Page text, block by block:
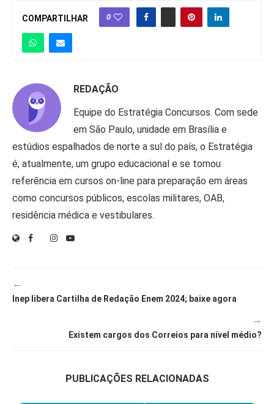
COMPARTILHAR 0
REDAÇÃO
Equipe do Estratégia Concursos. Com sede
em São Paulo, unidade em Brasília e
estúdios espalhados de norte a sul do país, o Estratégia
é, atualmente, um grupo educacional e se tornou
referência em cursos on-line para preparação em áreas
como concursos públicos, escolas militares, OAB,
residência médica e vestibulares.
←
Inep libera Cartilha de Redação Enem 2024; baixe agora
→
Existem cargos dos Correios para nível médio?
PUBLICAÇÕES RELACIONADAS